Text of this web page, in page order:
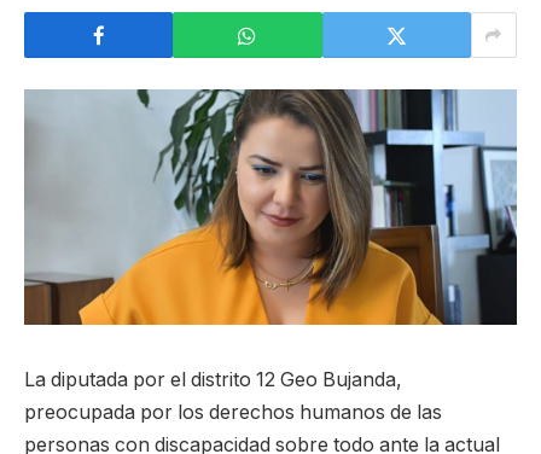
La diputada por el distrito 12 Geo Bujanda,
preocupada por los derechos humanos de las
personas con discapacidad sobre todo ante la actual